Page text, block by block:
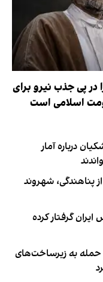
در پی جذب نیرو برای
اسلامی است
درباره آمار
۵ ماه پس از پناهندگی، شهروند
گرفتار کرده
حمله به زیرساخت‌های